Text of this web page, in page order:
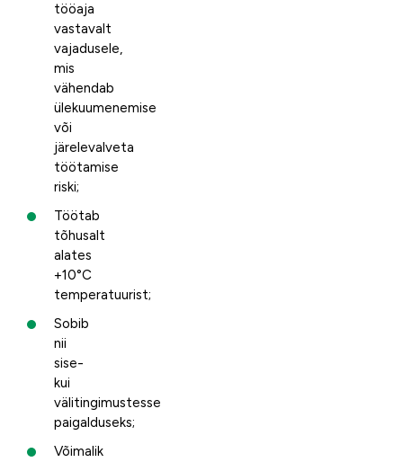
tööaja
vastavalt
vajadusele,
mis
vähendab
ülekuumenemise
või
järelevalveta
töötamise
riski;
Töötab
tõhusalt
alates
+10°C
temperatuurist;
Sobib
nii
sise-
kui
välitingimustesse
paigalduseks;
Võimalik